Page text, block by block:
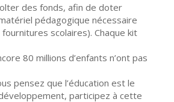
des fonds, afin de doter
pédagogique nécessaire
scolaires). Chaque kit
80 millions d’enfants n’ont pas
pensez que l’éducation est le
participez à cette